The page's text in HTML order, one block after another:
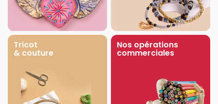
Tricot
& couture
Nos opérations
commerciales